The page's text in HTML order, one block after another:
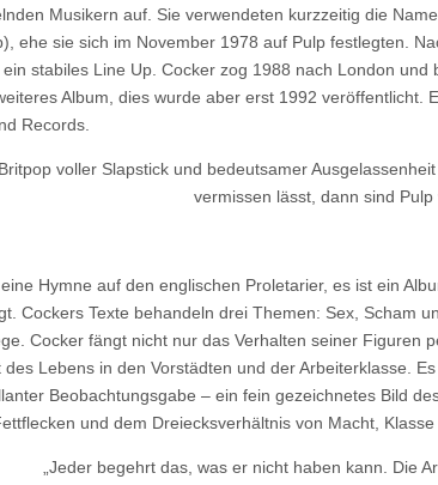
Musikern auf. Sie verwendeten kurzzeitig die
ehe sie sich im November 1978 auf Pulp festlegten.
stabiles Line Up. Cocker zog 1988 nach London
Album, dies wurde aber erst 1992 veröffentlicht.
Records.
Britpop voller Slapstick und bedeutsamer
vermissen lässt, dann sind
Hymne auf den englischen Proletarier, es ist ein
Cockers Texte behandeln drei Themen: Sex, Scham
Cocker fängt nicht nur das Verhalten seiner
Lebens in den Vorstädten und der Arbeiterklasse.
Beobachtungsgabe – ein fein gezeichnetes Bild
und dem Dreiecksverhältnis von Macht, Klasse
„Jeder begehrt das, was er nicht haben kann. Die